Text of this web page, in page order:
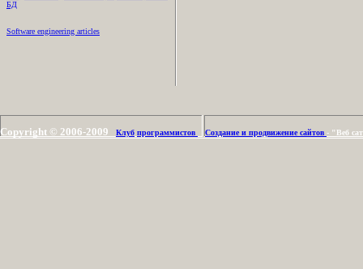
БД
Software engineering articles
Copyright © 2006-2009 Клуб программистов Создание и продвижение сайтов - "Веб